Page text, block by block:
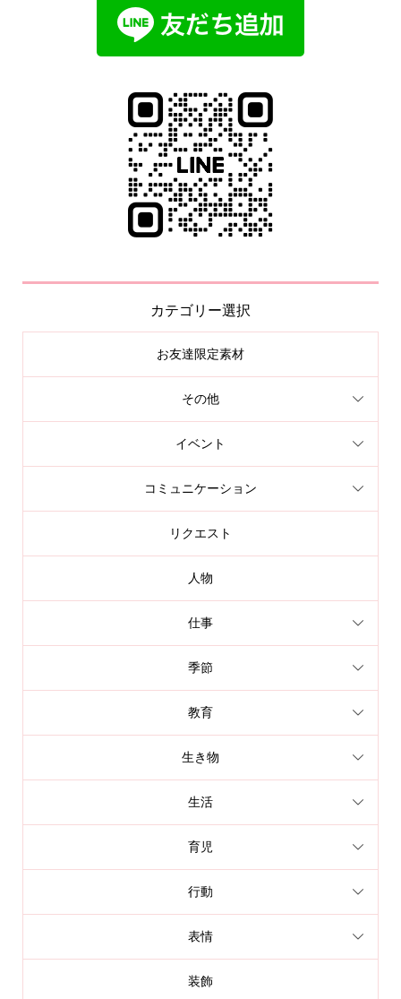
カテゴリー選択
お友達限定素材
その他
イベント
コミュニケーション
リクエスト
人物
仕事
季節
教育
生き物
生活
育児
行動
表情
装飾